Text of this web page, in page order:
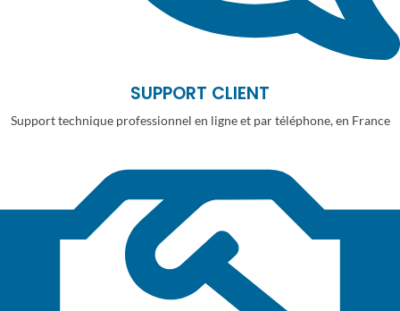
SUPPORT CLIENT
Support technique professionnel en ligne et par téléphone, en France